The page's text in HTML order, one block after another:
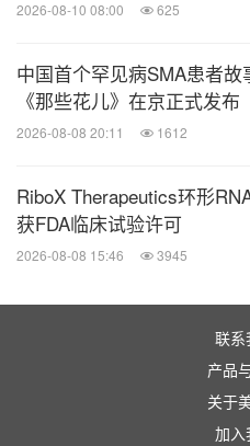
2026-08-10 08:00 625
中国首个罕见病SMA患者故
《那些花儿》在京正式发布
2026-08-08 20:11 1612
RiboX Therapeutics环形
获FDA临床试验许可
2026-08-08 15:46 3945
联系
产品
关于
加入